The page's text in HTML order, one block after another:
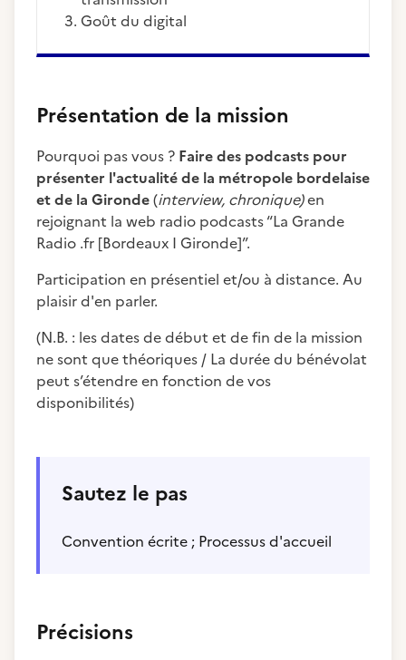
Goût du digital
Présentation de la mission
Pourquoi pas vous ? Faire des podcasts pour
présenter l'actualité de la métropole bordelaise
et de la Gironde(interview, chronique)en
rejoignant la web radio podcasts “La Grande
Radio .fr [Bordeaux I Gironde]”.
Participation en présentiel et/ou à distance. Au
plaisir d'en parler.
(N.B. : les dates de début et de fin de la mission
ne sont que théoriques / La durée du bénévolat
peut s’étendre en fonction de vos
disponibilités)
Sautez le pas
Convention écrite ; Processus d'accueil
Précisions